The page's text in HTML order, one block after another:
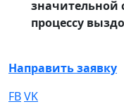
значительной
процессу
Направить заявку
FBVK